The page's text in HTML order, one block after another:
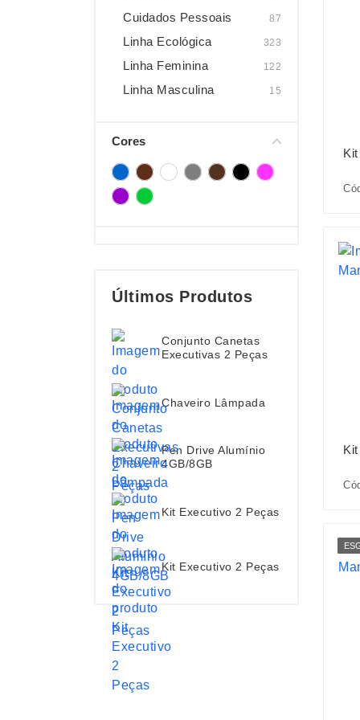
Cuidados Pessoais 87
Linha Ecológica 323
Linha Feminina 122
Linha Masculina 15
Cores
Últimos Produtos
Conjunto Canetas
Executivas 2 Peças
Chaveiro Lâmpada
Pen Drive Alumínio
4GB/8GB
Kit Executivo 2 Peças
Kit Executivo 2 Peças